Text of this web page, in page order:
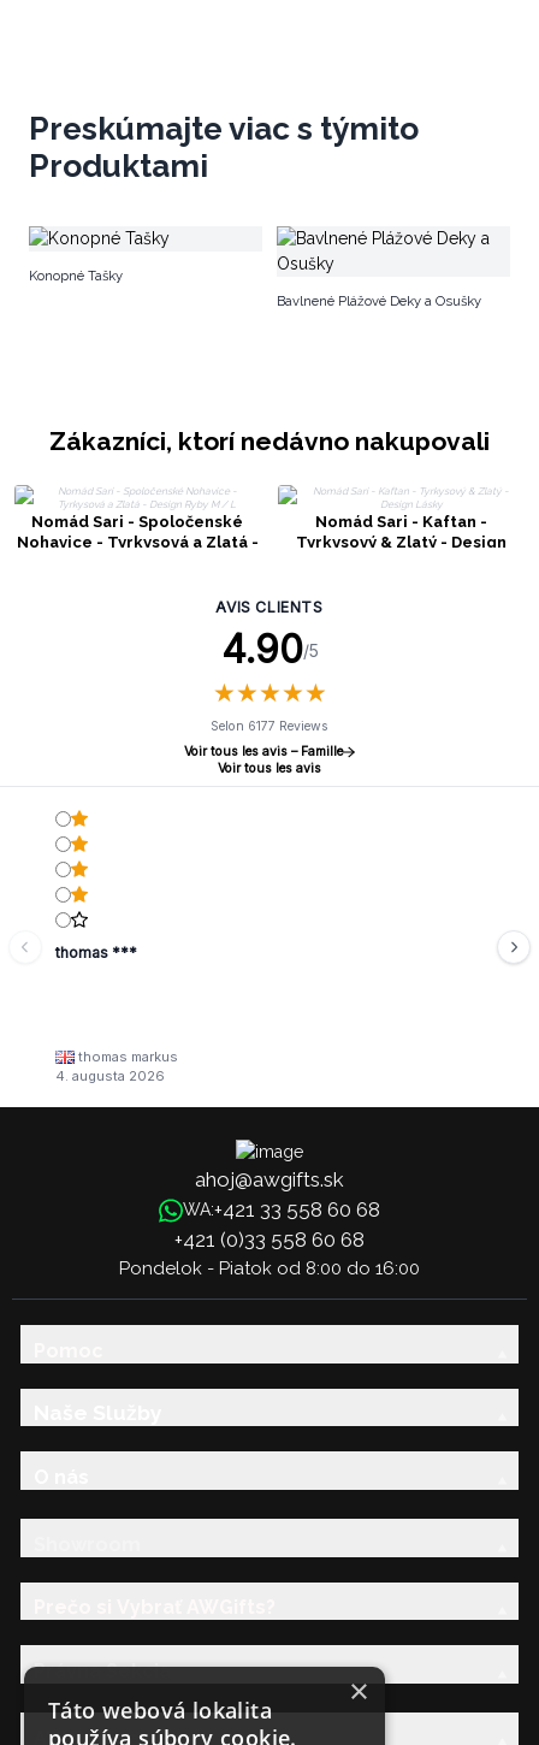
Preskúmajte viac s týmito
Produktami
Konopné Tašky
Bavlnené Plážové Deky a Osušky
Zákazníci, ktorí nedávno nakupovali
Nomád Sari - Spoločenské
Nohavice - Tyrkysová a Zlatá -
Nomád Sari - Kaftan -
Tyrkysový & Zlatý - Design
AVIS CLIENTS
4.90/5
★★★★★
★★★★★
Selon 6177 Reviews
Voir tous les avis – Famille
Voir tous les avis
thomas ***
thomas markus
4. augusta 2026
ahoj@awgifts.sk
WA:+421 33 558 60 68
+421 (0)33 558 60 68
Pondelok - Piatok od 8:00 do 16:00
Právna Sekcia
AW Rodina
×
Táto webová lokalita
používa súbory cookie.